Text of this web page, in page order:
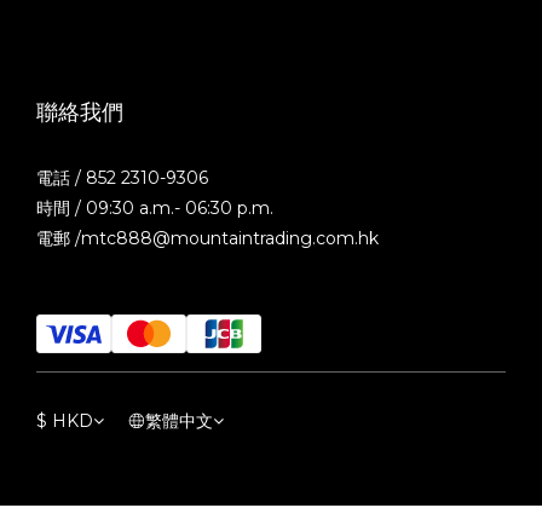
聯絡我們
電話 / 852 2310-9306
時間 / 09:30 a.m.- 06:30 p.m.
電郵 /mtc888@mountaintrading.com.hk
$ HKD 繁體中文